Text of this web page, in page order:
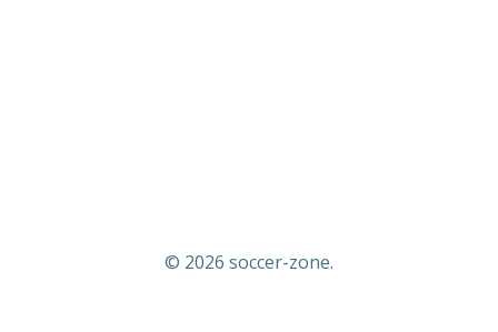
© 2026 soccer-zone.